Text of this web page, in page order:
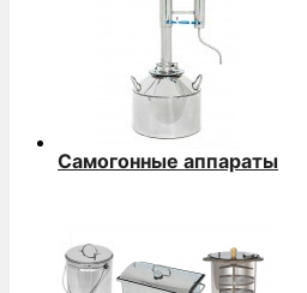
Самогонные аппараты